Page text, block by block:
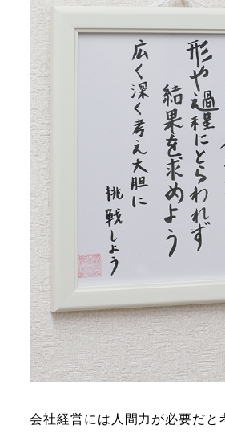
会社経営には人間力が必要だと